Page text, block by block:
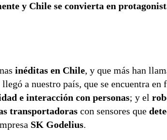
y Chile se convierta en
inéditas en Chile, y que más han
llegó a nuestro país, que se encuentra en
e interacción con personas; y el
transportadoras con sensores que
SK Godelius.